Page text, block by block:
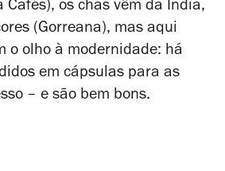
Cafés), os chás vêm da Índia,
(Gorreana), mas aqui
o olho à modernidade: há
em cápsulas para as
– e são bem bons.